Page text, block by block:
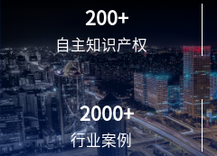
200
自主知识产权
2000
行业案例